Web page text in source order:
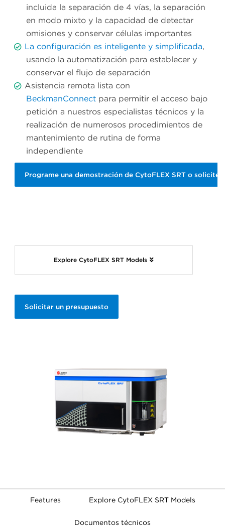
incluida la separación de 4 vías, la separación
en modo mixto y la capacidad de detectar
omisiones y conservar células importantes
La configuración es inteligente y simplificada,
usando la automatización para establecer y
conservar el flujo de separación
Asistencia remota lista con
BeckmanConnect para permitir el acceso bajo
petición a nuestros especialistas técnicos y la
realización de numerosos procedimientos de
mantenimiento de rutina de forma
independiente
Programe una demostración de CytoFLEX SRT o solicite
Explore CytoFLEX SRT Models
Solicitar un presupuesto
Features Explore CytoFLEX SRT Models
Documentos técnicos